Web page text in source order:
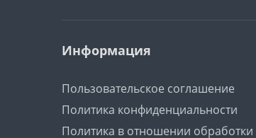
Информация
Пользовательское соглашение
Политика конфиденциальности
Политика в отношении обработки